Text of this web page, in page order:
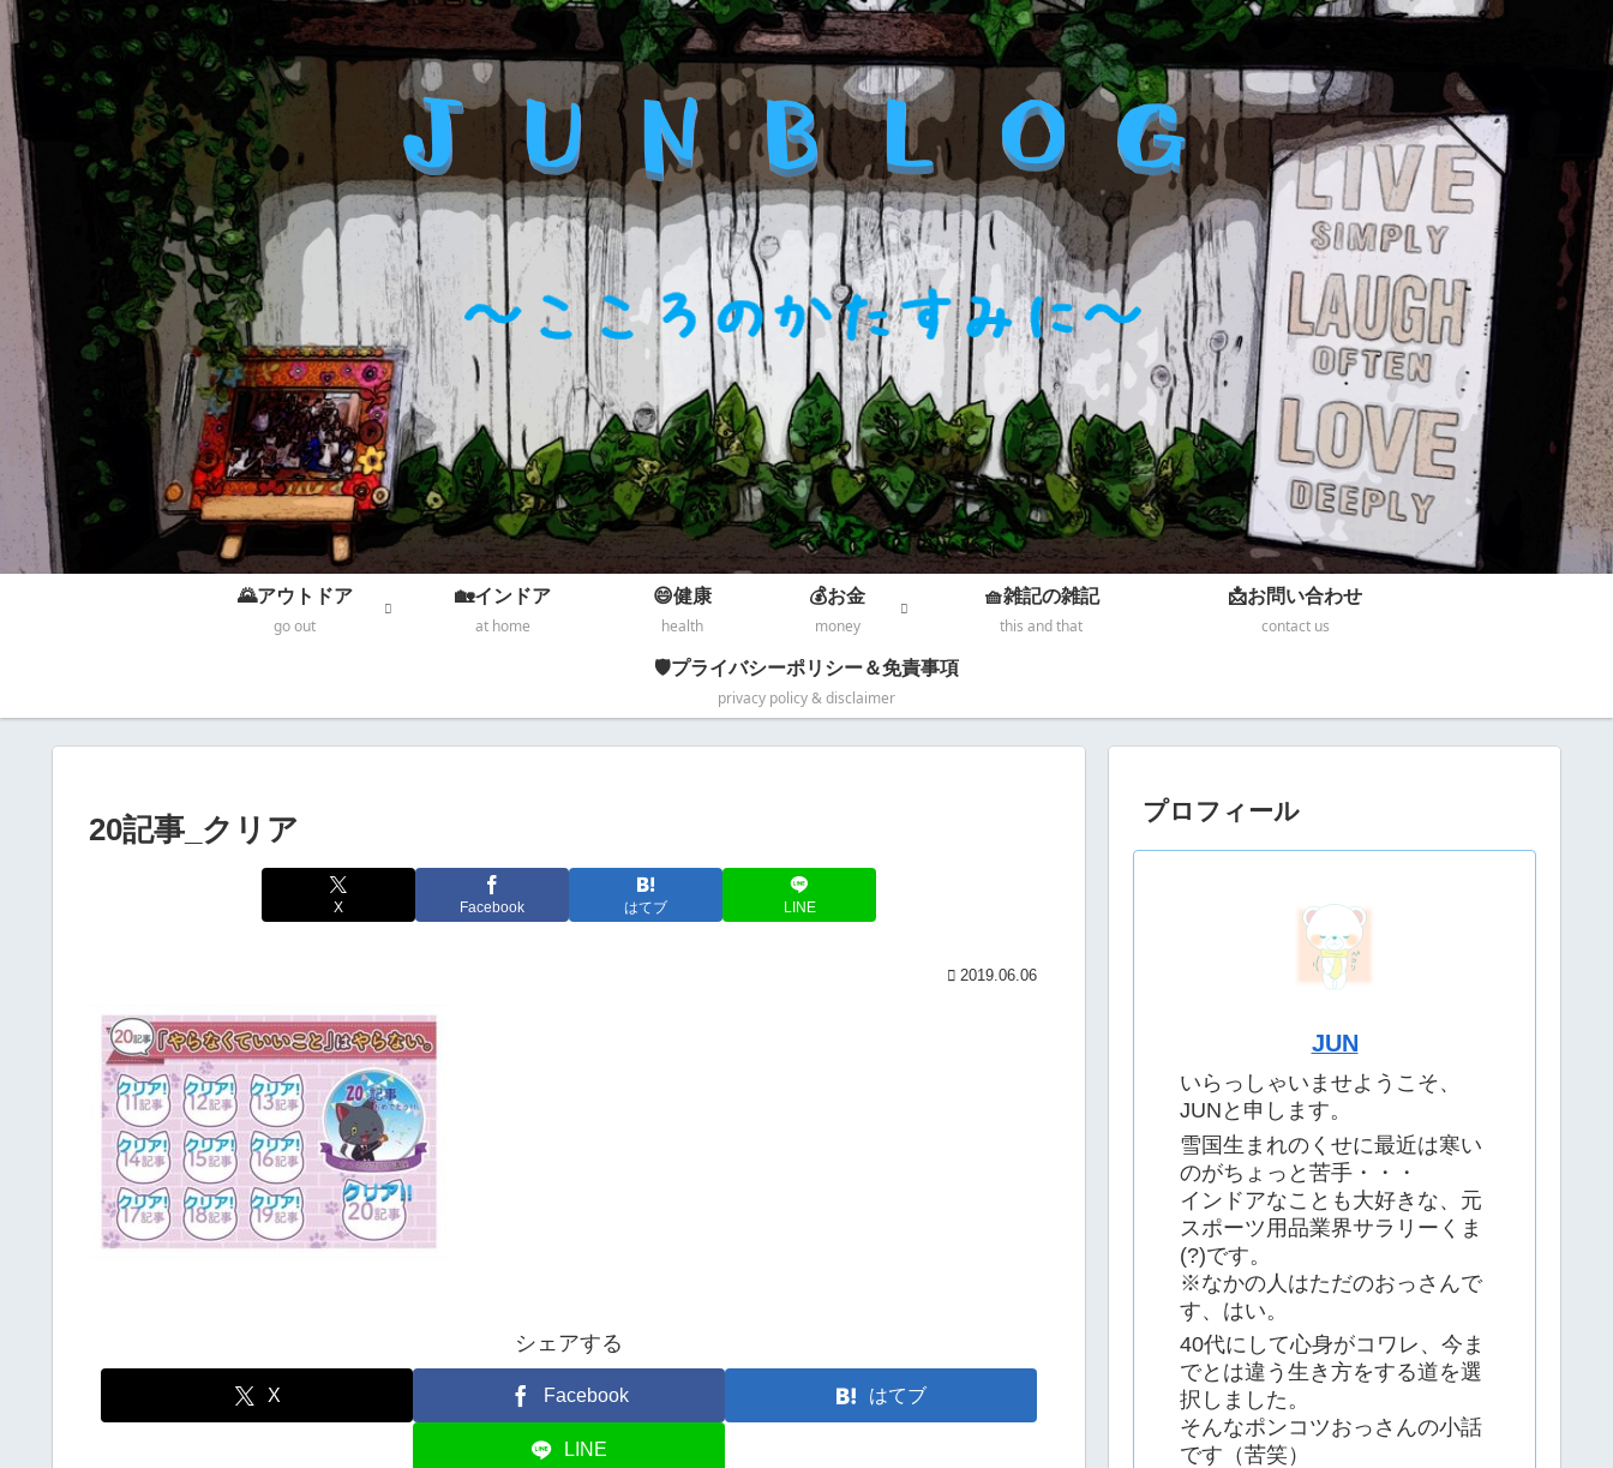
🌄アウトドア
go out
🏡インドア
at home
😄健康
health
💰お金
money
🧺雑記の雑記
this and that
📩お問い合わせ
contact us
🛡️プライバシーポリシー＆免責事項
privacy policy & disclaimer
20記事_クリア
X Facebook はてブ LINE
2019.06.06
シェアする
X Facebook はてブ
LINE
プロフィール
JUN
いらっしゃいませようこそ、
JUNと申します。
雪国生まれのくせに最近は寒い
のがちょっと苦手・・・
インドアなことも大好きな、元
スポーツ用品業界サラリーくま
(?)です。
※なかの人はただのおっさんで
す、はい。
40代にして心身がコワレ、今ま
でとは違う生き方をする道を選
択しました。
そんなポンコツおっさんの小話
です（苦笑）